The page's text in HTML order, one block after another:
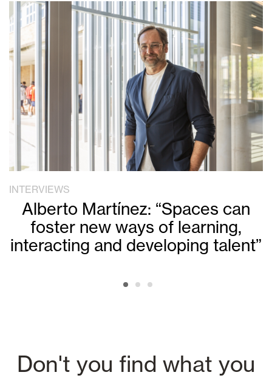
INTERVIEWS
Alberto Martínez: “Spaces can
foster new ways of learning,
interacting and developing talent”
Don't you find what you